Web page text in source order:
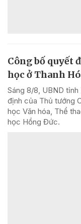
Công bố quyết
học ở Thanh
Sáng 8/8, UBND
định của Thủ tướng
học Văn hóa, Thể
học Hồng Đức.